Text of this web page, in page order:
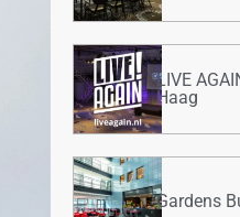
LIVE
Haag
Gardens